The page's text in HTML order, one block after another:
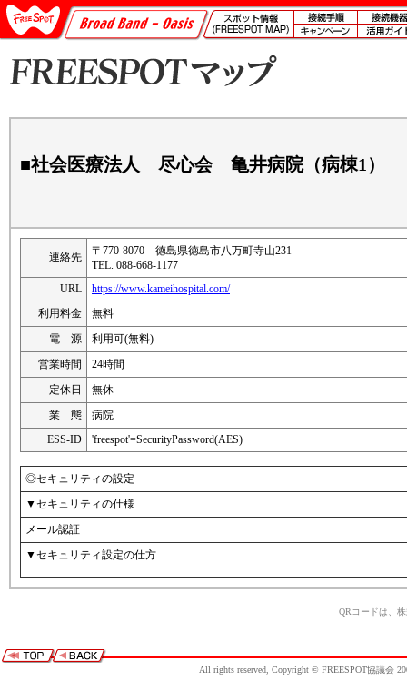
■社会医療法人 尽心会 亀井病院（病棟1）
連絡先
〒770-8070 徳島県徳島市八万町寺山231
TEL. 088-668-1177
URL
https://www.kameihospital.com/
利用料金
無料
電 源
利用可(無料)
営業時間
24時間
定休日
無休
業 態
病院
ESS-ID
'freespot'=SecurityPassword(AES)
◎セキュリティの設定
▼セキュリティの仕様
メール認証
▼セキュリティ設定の仕方
QRコードは、
All rights reserved, Copyright © FREESPOT協議会